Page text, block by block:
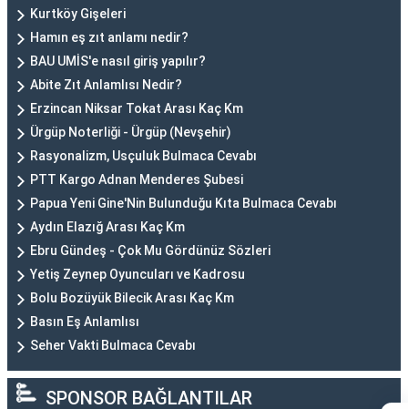
Kurtköy Gişeleri
Hamın eş zıt anlamı nedir?
BAU UMİS'e nasıl giriş yapılır?
Abite Zıt Anlamlısı Nedir?
Erzincan Niksar Tokat Arası Kaç Km
Ürgüp Noterliği - Ürgüp (Nevşehir)
Rasyonalizm, Usçuluk Bulmaca Cevabı
PTT Kargo Adnan Menderes Şubesi
Papua Yeni Gine'Nin Bulunduğu Kıta Bulmaca Cevabı
Aydın Elazığ Arası Kaç Km
Ebru Gündeş - Çok Mu Gördünüz Sözleri
Yetiş Zeynep Oyuncuları ve Kadrosu
Bolu Bozüyük Bilecik Arası Kaç Km
Basın Eş Anlamlısı
Seher Vakti Bulmaca Cevabı
SPONSOR BAĞLANTILAR